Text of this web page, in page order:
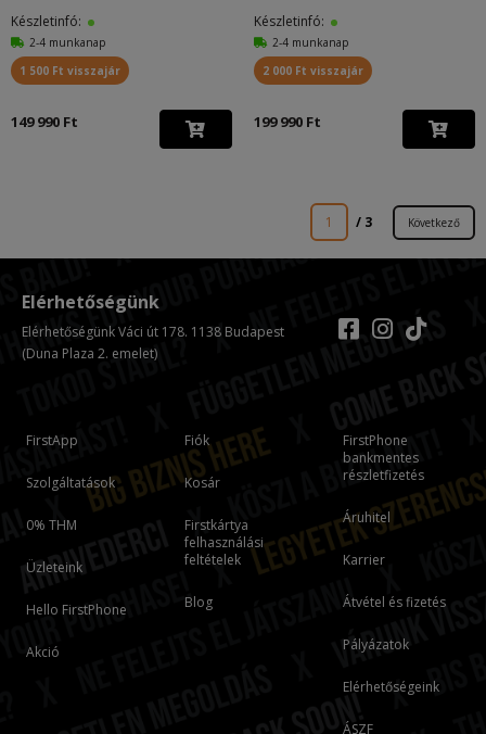
Készletinfó:
2-4 munkanap
1 500 Ft visszajár
149 990 Ft
Készletinfó:
2-4 munkanap
2 000 Ft visszajár
199 990 Ft
1 / 3 Következő
FirstApp
Szolgáltatások
0% THM
Üzleteink
Hello FirstPhone
Akció
Fiók
Kosár
Firstkártya
felhasználási
feltételek
Blog
FirstPhone
bankmentes
részletfizetés
Áruhitel
Karrier
Átvétel és fizetés
Pályázatok
Elérhetőségeink
ÁSZF
Elérhetőségünk
Elérhetőségünk Váci út 178. 1138 Budapest
(Duna Plaza 2. emelet)